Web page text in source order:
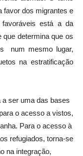
favor dos migrantes e
está a da
determina que os
num mesmo lugar,
na estratificação
ser uma das bases
o acesso a vistos,
Para o acesso à
refugiados, torna-se
na integração,